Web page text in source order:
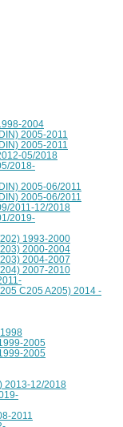
2004
2005-2011
2005-2011
05/2018
2018-
2005-06/2011
2005-06/2011
2011-12/2018
2019-
1993-2000
2000-2004
2004-2007
2007-2010
C205 A205) 2014 -
2005
2005
2013-12/2018
2011